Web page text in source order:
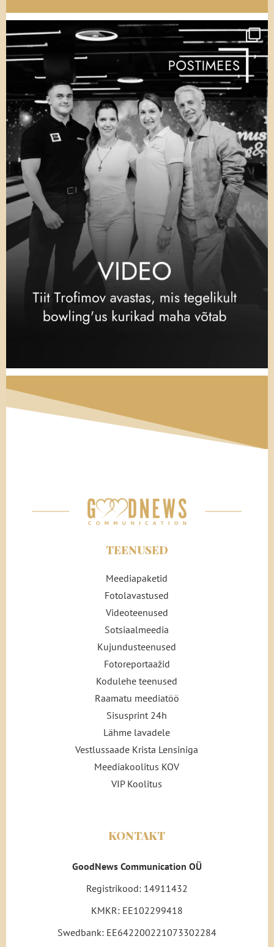
võimalikest avaustest ja ma täitun, aga see
ei lõpe kunagi ja mu pea hakkab valutama.
Ja minu sisse ei mahu ühtegi arukat
edumeelset mõtet, sest mu pea on täis neid
armukesi. Kes on ära. Minu sisse ei mahu
informatsiooni, ma ei õpi midagi, vaid jään
iga päevaga rumalamaks, sest armsamad
pööravad minu sisemuses kõik pahupidi. Ja
varsti lähen ma hulluks. Teen oma tööd
nagu masin ja peagi koidab päev, kui mu
ülemus seda märkab."
TEENUSED
Meediapaketid
Fotolavastused
Videoteenused
Sotsiaalmeedia
Kujundusteenused
Fotoreportaažid
Kodulehe teenused
Raamatu meediatöö
Sisusprint 24h
Lähme lavadele
Vestlussaade Krista Lensiniga
Meediakoolitus KOV
VIP Koolitus
KONTAKT
GoodNews Communication OÜ
Registrikood: 14911432
KMKR: EE102299418
Swedbank: EE642200221073302284